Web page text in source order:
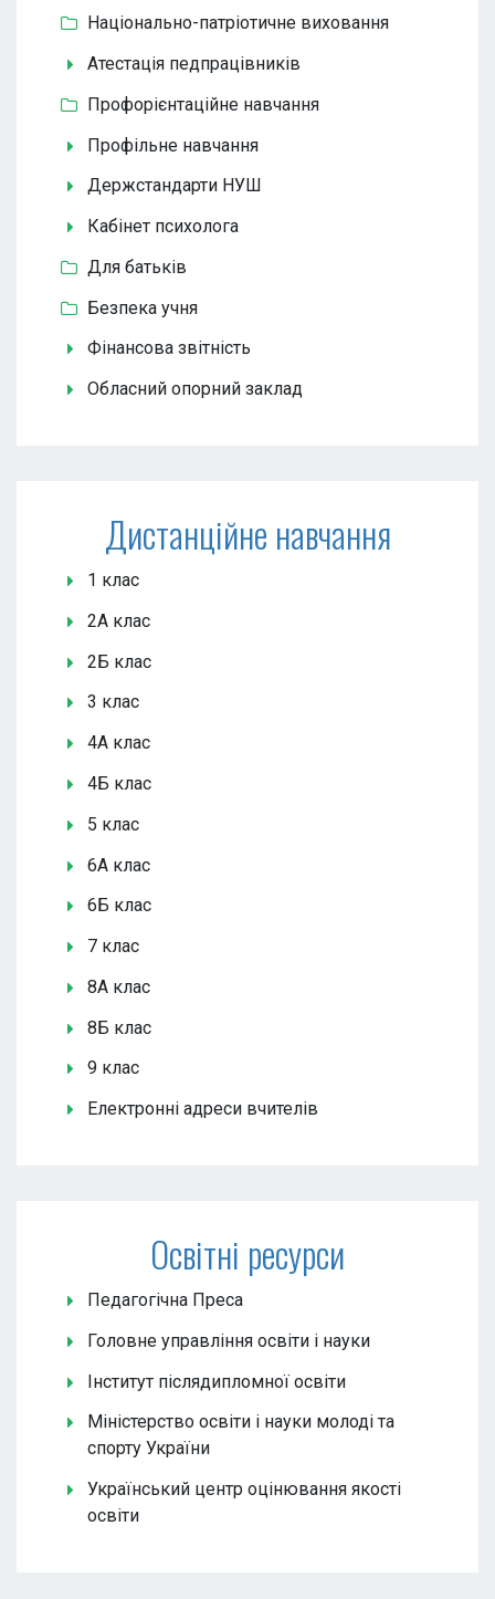
Національно-патріотичне виховання
Атестація педпрацівників
Профорієнтаційне навчання
Профільне навчання
Держстандарти НУШ
Кабінет психолога
Для батьків
Безпека учня
Фінансова звітність
Обласний опорний заклад
Дистанційне навчання
1 клас
2А клас
2Б клас
3 клас
4А клас
4Б клас
5 клас
6А клас
6Б клас
7 клас
8А клас
8Б клас
9 клас
Електронні адреси вчителів
Освітні ресурси
Педагогічна Преса
Головне управління освіти і науки
Інститут післядипломної освіти
Міністерство освіти і науки молоді та
спорту України
Український центр оцінювання якості
освіти